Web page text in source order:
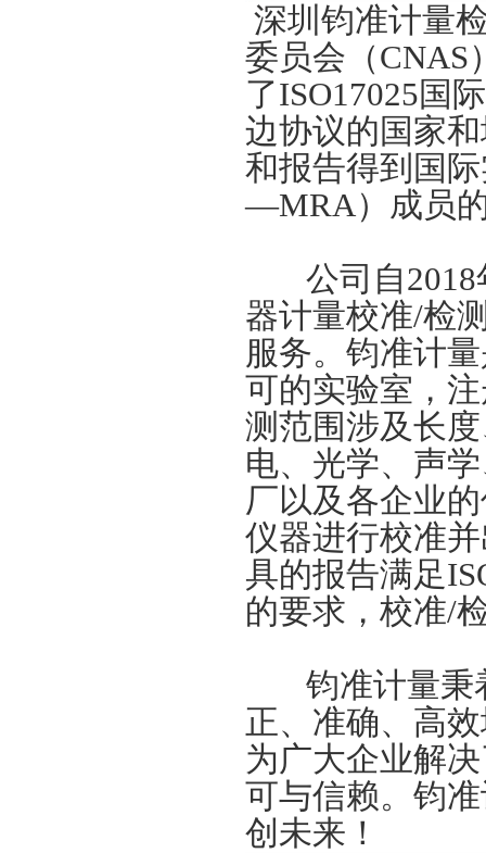
深圳钧准计量
委员会（CNAS
了ISO17025国
边协议的国家
和报告得到国
—MRA）成员
公司自
器计量校准/检
服务。 钧准计
可的实验室，
测范围涉及长
电、光学、声
厂以及各企业
仪器进行校准
具的报告满足
的要求，校准/
钧准计量秉
正、准确、高
为广大企业解
可与信赖。 钧准
创未来！